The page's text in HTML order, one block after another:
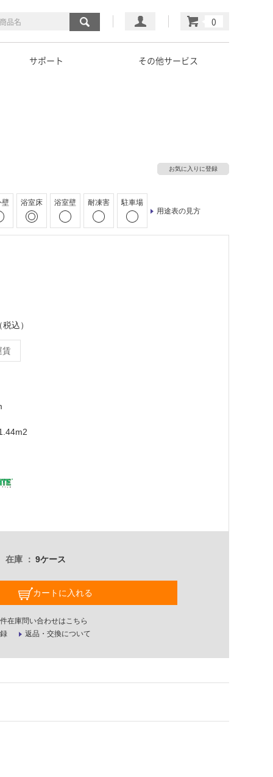
マイページ
カート
サポート その他サービス
お気に入りに登録
壁 浴室床 浴室壁 耐凍害
駐車場
用途表の見方
込）
賃
在庫 9ケース
カートに入れる
在庫問い合わせはこちら
返品・交換について